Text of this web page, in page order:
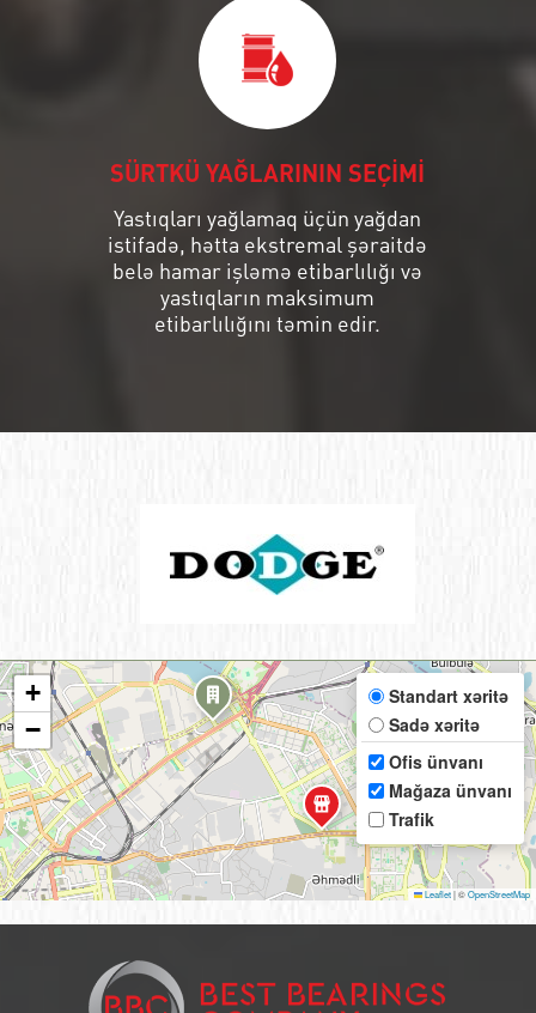
SÜRTKÜ YAĞLARININ SEÇİMİ
Yastıqları yağlamaq üçün yağdan
istifadə, hətta ekstremal şəraitdə
belə hamar işləmə etibarlılığı və
yastıqların maksimum
etibarlılığını təmin edir.
+
−
Standart xəritə
Sadə xəritə
Ofis ünvanı
Mağaza ünvanı
Trafik
Leaflet|©OpenStreetMap